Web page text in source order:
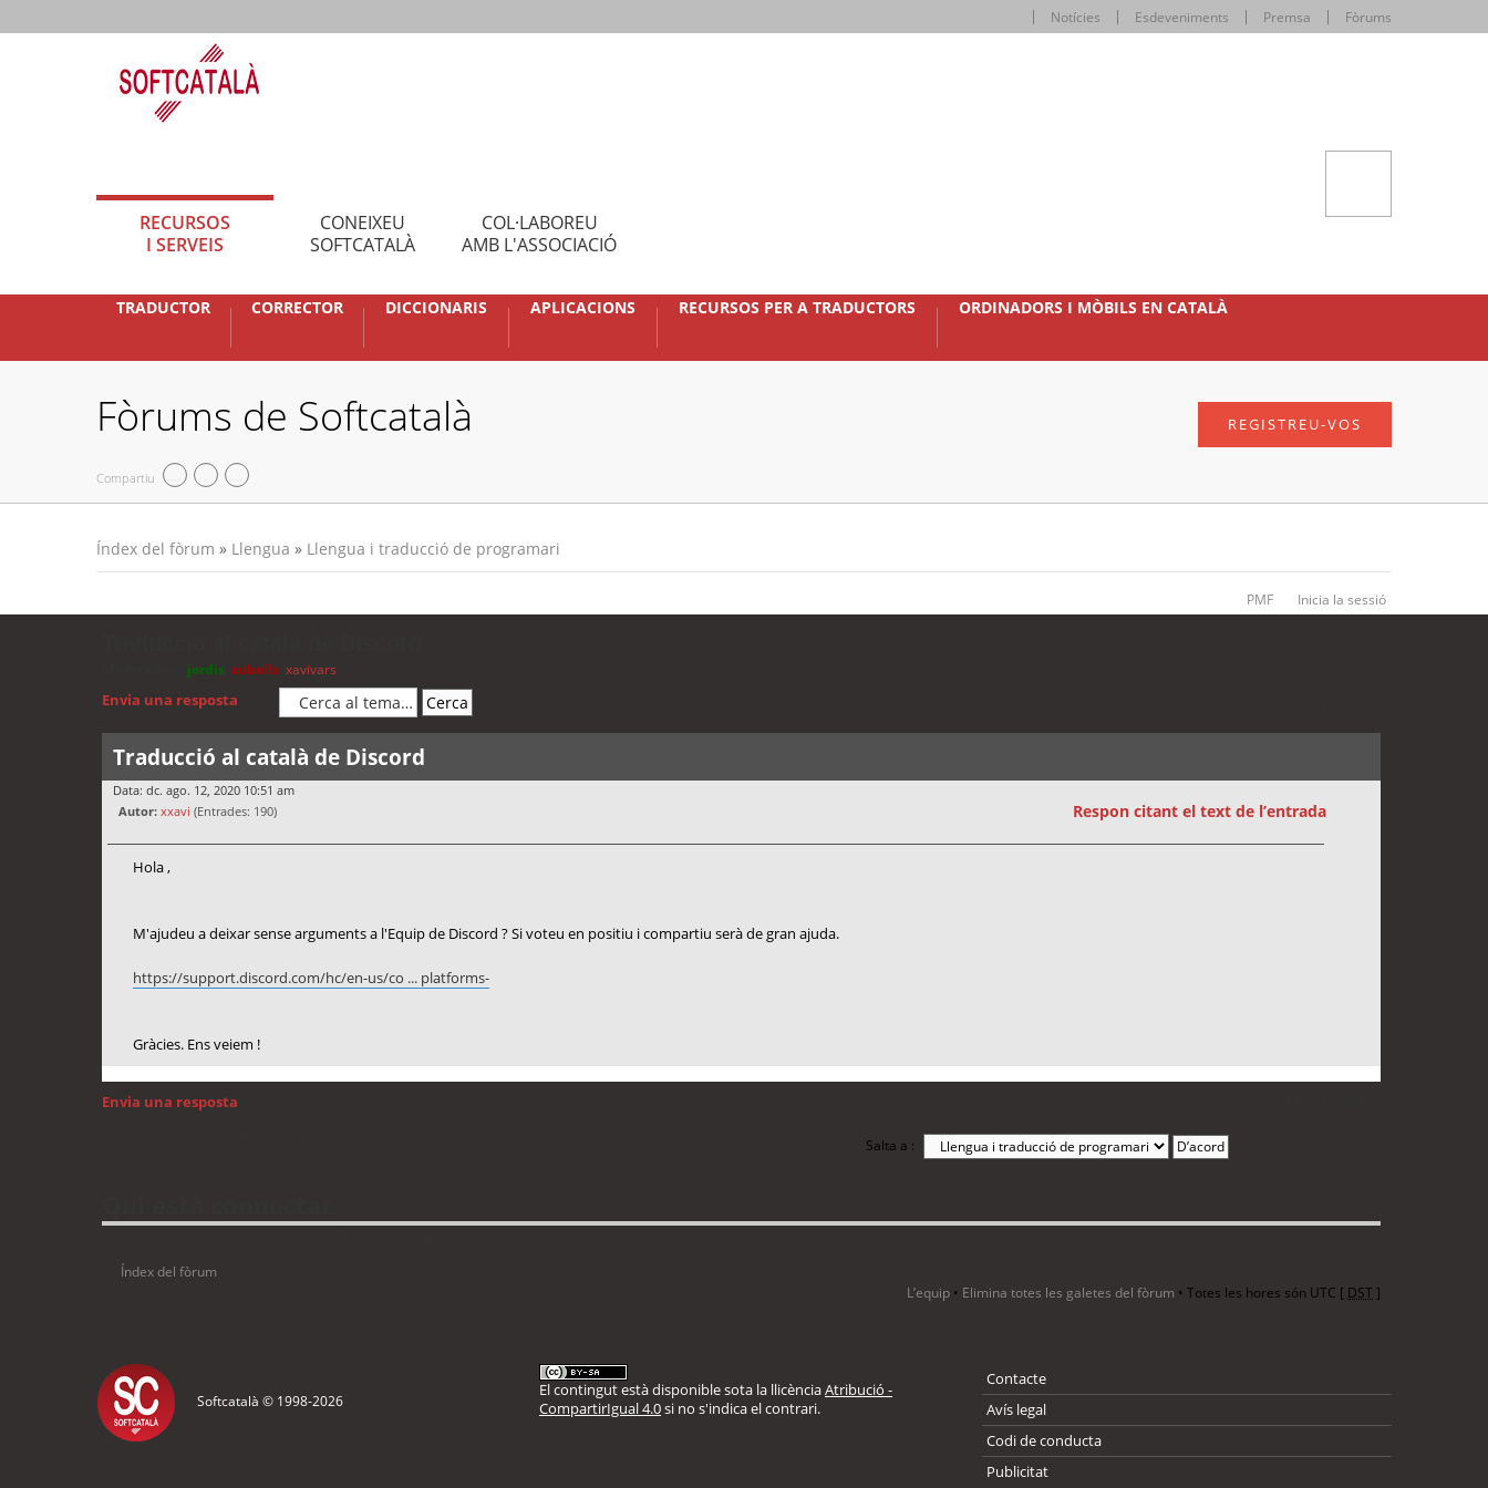
Notícies Esdeveniments Premsa Fòrums
RECURSOS
I SERVEIS
CONEIXEU
SOFTCATALÀ
COL·LABOREU
AMB L'ASSOCIACIÓ
TRADUCTOR CORRECTOR DICCIONARIS APLICACIONS RECURSOS PER A TRADUCTORS ORDINADORS I MÒBILS EN CATALÀ
Fòrums de Softcatalà
Compartiu
REGISTREU-VOS
Índex del fòrum » Llengua » Llengua i traducció de programari
PMF Inicia la sessió
jordis cubells xavivars
Envia una resposta
Traducció al català de Discord
Data: dc. ago. 12, 2020 10:51 am
Autor: xxavi (Entrades: 190) Respon citant el text de l’entrada
Hola ,
M'ajudeu a deixar sense arguments a l'Equip de Discord ? Si voteu en positiu i compartiu serà de gran ajuda.
https://support.discord.com/hc/en-us/co ... platforms-
Gràcies. Ens veiem !
Envia una resposta
Salta a :
Índex del fòrum
L’equip • Elimina totes les galetes del fòrum • Totes les hores són UTC [ DST]
Softcatalà © 1998-2026
El contingut està disponible sota la llicènciaAtribució -
CompartirIgual 4.0si no s'indica el contrari.
Contacte
Avís legal
Codi de conducta
Publicitat